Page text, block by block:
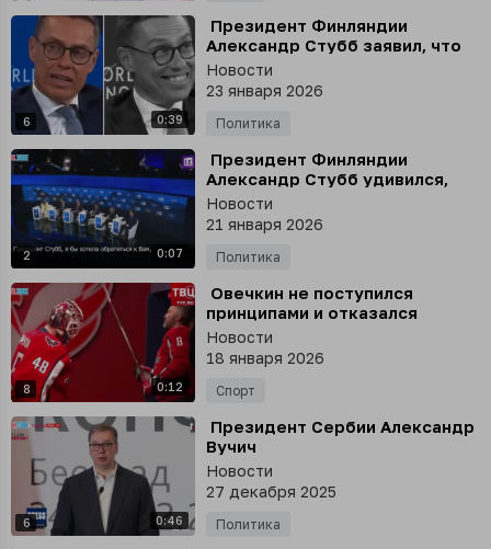
6 0:39
⁣ Президент Финляндии
Александр Стубб заявил, что
Европа может защитить себя
без США
Новости
23 января 2026
Политика
2 0:07
⁣ Президент Финляндии
Александр Стубб удивился,
когда его назвали одним из
тех, кто «нашептывает» свои
идеи Дональду Трампу
Новости
21 января 2026
Политика
8 0:12
⁣ Овечкин не поступился
принципами и отказался
поддерживать ЛГБТ*
Новости
18 января 2026
Спорт
6 0:46
⁣ Президент Сербии Александр
Вучич
Новости
27 декабря 2025
Политика